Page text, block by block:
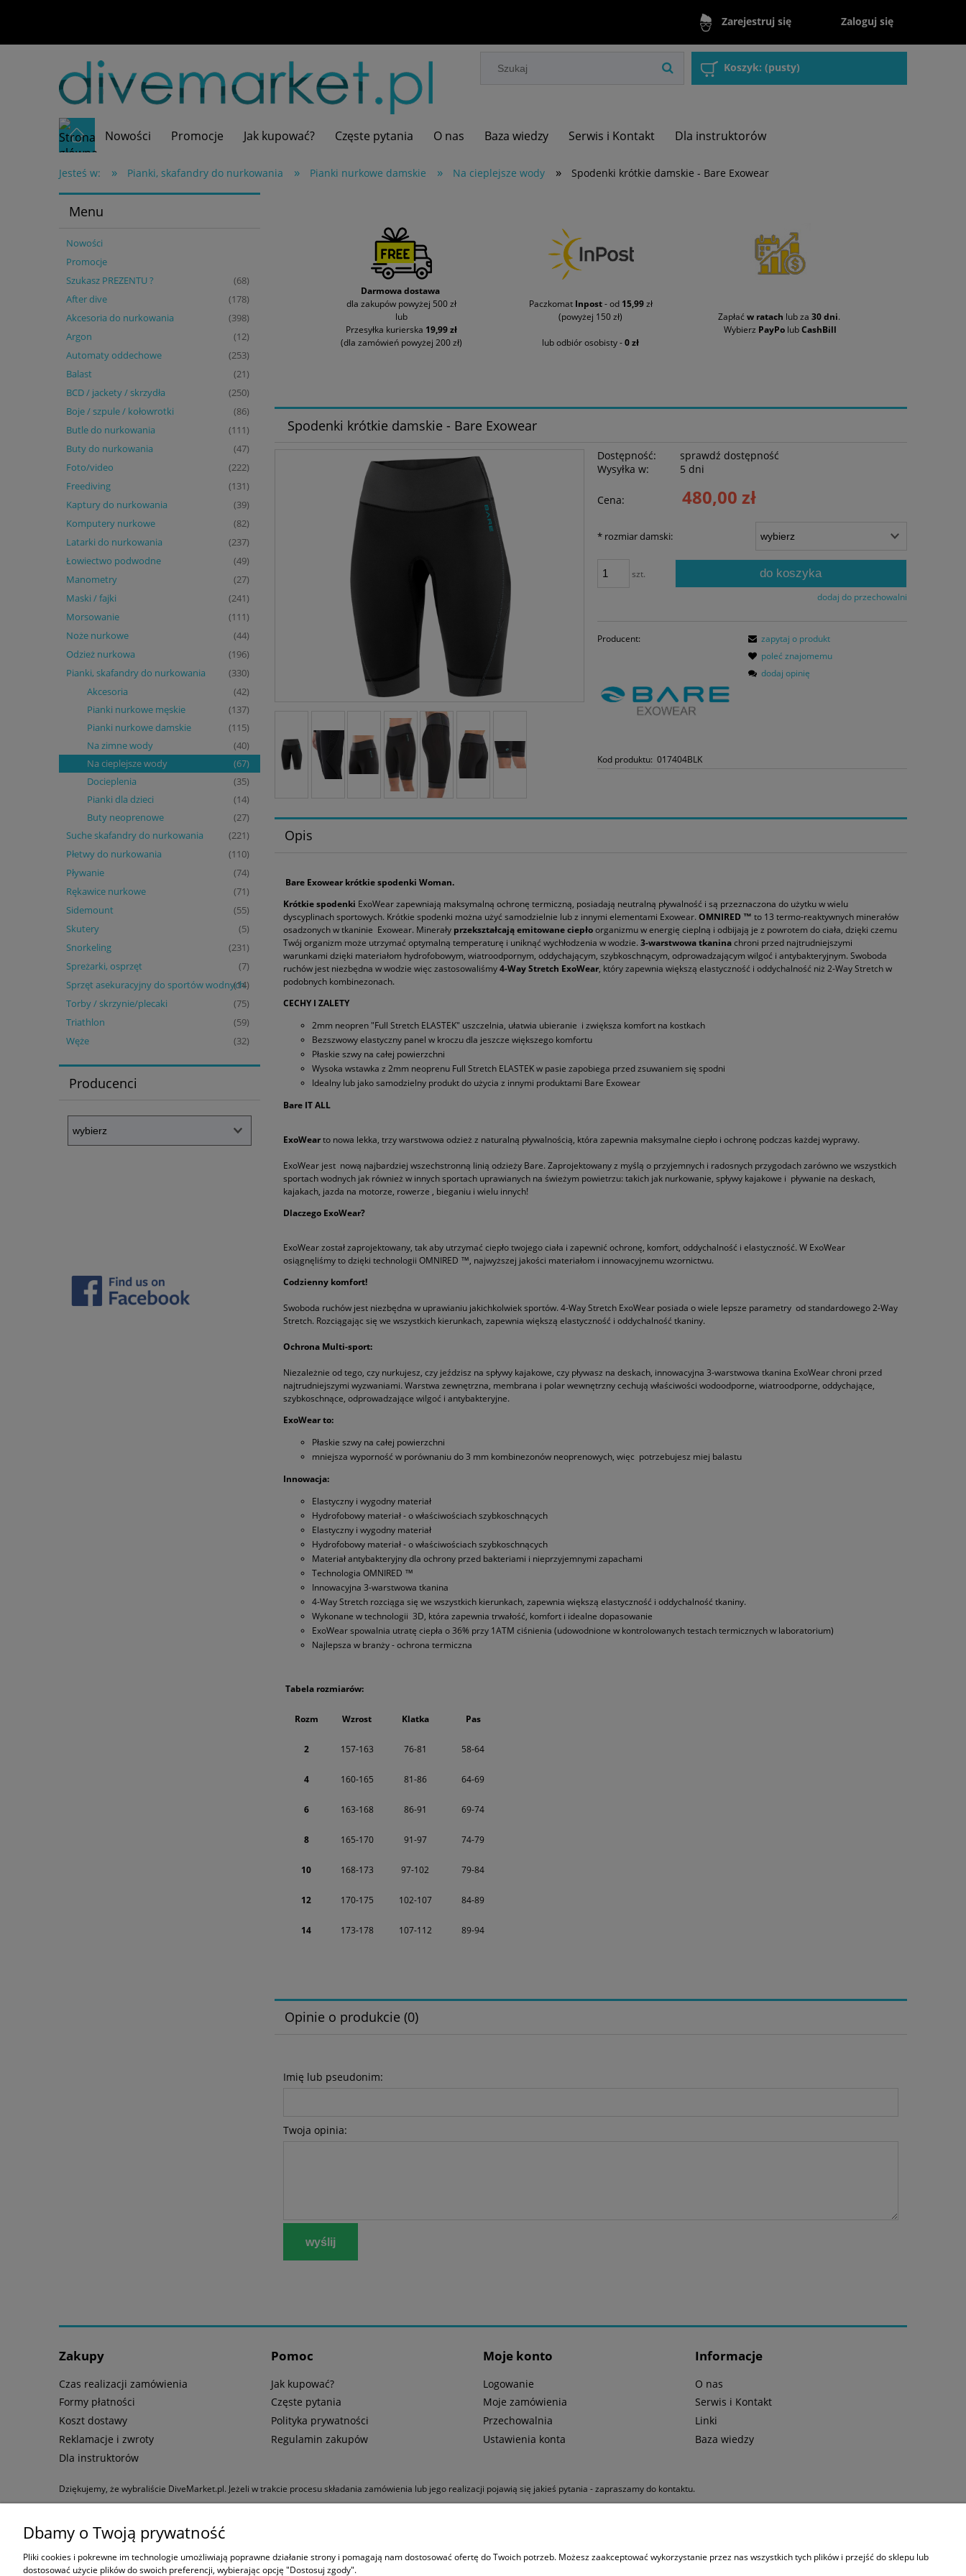
Zarejestruj się Zaloguj się
Koszyk: (pusty)
Nowości Promocje Jak kupować? Częste pytania O nas Baza wiedzy Serwis i Kontakt Dla instruktorów
Jesteś w: » Pianki, skafandry do nurkowania » Pianki nurkowe damskie » Na cieplejsze wody » Spodenki krótkie damskie - Bare Exowear
Menu
Nowości
Promocje
Szukasz PREZENTU ?
(68)
After dive (178)
Akcesoria do nurkowania (398)
Argon (12)
Automaty oddechowe (253)
Balast (21)
BCD / jackety / skrzydła (250)
Boje / szpule / kołowrotki (86)
Butle do nurkowania (111)
Buty do nurkowania (47)
Foto/video (222)
Freediving (131)
Kaptury do nurkowania (39)
Komputery nurkowe (82)
Latarki do nurkowania (237)
Łowiectwo podwodne (49)
Manometry (27)
Maski / fajki (241)
Morsowanie (111)
Noże nurkowe (44)
Odzież nurkowa (196)
Pianki, skafandry do nurkowania (330)
Akcesoria (42)
Pianki nurkowe męskie (137)
Pianki nurkowe damskie (115)
Na zimne wody (40)
Na cieplejsze wody (67)
Docieplenia (35)
Pianki dla dzieci (14)
Buty neoprenowe (27)
Suche skafandry do nurkowania (221)
Płetwy do nurkowania (110)
Pływanie (74)
Rękawice nurkowe (71)
Sidemount (55)
Skutery (5)
Snorkeling (231)
Spreżarki, osprzęt (7)
Sprzęt asekuracyjny do sportów wodnych
(14)
Torby / skrzynie/plecaki (75)
Triathlon (59)
Węże (32)
Producenci
Darmowa dostawa
dla zakupów powyżej 500 zł
lub
Przesyłka kurierska 19,99 zł
(dla zamówień powyżej 200 zł)
PaczkomatInpost- od 15,99zł
(powyżej 150 zł)
lub odbiór osobisty -0 zł
Zapłać w ratach lub za 30 dni.
Wybierz PayPo lubCashBill
Spodenki krótkie damskie - Bare Exowear
Dostępność:
sprawdź dostępność
Wysyłka w:
5 dni
Cena: 480,00 zł
* rozmiar damski:
szt. do koszyka
dodaj do przechowalni
Producent:
Kod produktu: 017404BLK
zapytaj o produkt
poleć znajomemu
dodaj opinię
Opis
Bare Exowear krótkie spodenki Woman.
Krótkie spodenki ExoWear zapewniają maksymalną ochronę termiczną, posiadają neutralną pływalność i są przeznaczona do użytku w wielu
dyscyplinach sportowych. Krótkie spodenki można użyć samodzielnie lub z innymi elementami Exowear. OMNIRED ™ to 13 termo-reaktywnych minerałów
osadzonych w tkaninie Exowear. Minerały przekształcają emitowane ciepłoorganizmu w energię cieplną i odbijają je z powrotem do ciała, dzięki czemu
Twój organizm może utrzymać optymalną temperaturę i uniknąć wychłodzenia w wodzie. 3-warstwowa tkaninachroni przed najtrudniejszymi
warunkami dzięki materiałom hydrofobowym, wiatroodpornym, oddychającym, szybkoschnącym, odprowadzającym wilgoć i antybakteryjnym. Swoboda
ruchów jest niezbędna w wodzie więc zastosowaliśmy4-Way Stretch ExoWear, który zapewnia większą elastyczność i oddychalność niż 2-Way Stretch w
podobnych kombinezonach.
CECHY I ZALETY
2mm neopren "Full Stretch ELASTEK" uszczelnia, ułatwia ubieranie i zwiększa komfort na kostkach
Bezszwowy elastyczny panel w kroczu dla jeszcze większego komfortu
Płaskie szwy na całej powierzchni
Wysoka wstawka z 2mm neoprenu Full Stretch ELASTEK w pasie zapobiega przed zsuwaniem się spodni
Idealny lub jako samodzielny produkt do użycia z innymi produktami Bare Exowear
Bare IT ALL
ExoWearto nowa lekka, trzy warstwowa odzież z naturalną pływalnością, która zapewnia maksymalne ciepło i ochronę podczas każdej wyprawy.
ExoWear jest nową najbardziej wszechstronną linią odzieży Bare. Zaprojektowany z myślą o przyjemnych i radosnych przygodach zarówno we wszystkich
sportach wodnych jak również w innych sportach uprawianych na świeżym powietrzu: takich jak nurkowanie, spływy kajakowe i pływanie na deskach,
kajakach, jazda na motorze, rowerze , bieganiu i wielu innych!
Dlaczego ExoWear?
ExoWear został zaprojektowany, tak aby utrzymać ciepło twojego ciała i zapewnić ochronę, komfort, oddychalność i elastyczność. W ExoWear
osiągnęliśmy to dzięki technologii OMNIRED ™, najwyższej jakości materiałom i innowacyjnemu wzornictwu.
Codzienny komfort!
Swoboda ruchów jest niezbędna w uprawianiu jakichkolwiek sportów. 4-Way Stretch ExoWear posiada o wiele lepsze parametry od standardowego 2-Way
Stretch. Rozciągając się we wszystkich kierunkach, zapewnia większą elastyczność i oddychalność tkaniny.
Ochrona Multi-sport:
Niezależnie od tego, czy nurkujesz, czy jeździsz na spływy kajakowe, czy pływasz na deskach, innowacyjna 3-warstwowa tkanina ExoWear chroni przed
najtrudniejszymi wyzwaniami. Warstwa zewnętrzna, membrana i polar wewnętrzny cechują właściwości wodoodporne, wiatroodporne, oddychające,
szybkoschnące, odprowadzające wilgoć i antybakteryjne.
ExoWear to:
Płaskie szwy na całej powierzchni
mniejsza wyporność w porównaniu do 3 mm kombinezonów neoprenowych, więc potrzebujesz miej balastu
Innowacja:
Elastyczny i wygodny materiał
Hydrofobowy materiał - o właściwościach szybkoschnących
Elastyczny i wygodny materiał
Hydrofobowy materiał - o właściwościach szybkoschnących
Materiał antybakteryjny dla ochrony przed bakteriami i nieprzyjemnymi zapachami
Technologia OMNIRED ™
Innowacyjna 3-warstwowa tkanina
4-Way Stretch rozciąga się we wszystkich kierunkach, zapewnia większą elastyczność i oddychalność tkaniny.
Wykonane w technologii 3D, która zapewnia trwałość, komfort i idealne dopasowanie
ExoWear spowalnia utratę ciepła o 36% przy 1ATM ciśnienia (udowodnione w kontrolowanych testach termicznych w laboratorium)
Najlepsza w branży - ochrona termiczna
Tabela rozmiarów:
Rozm Wzrost Klatka Pas
2 157-163 76-81 58-64
4 160-165 81-86 64-69
6 163-168 86-91 69-74
8 165-170 91-97 74-79
10 168-173 97-102 79-84
12 170-175 102-107 84-89
14 173-178 107-112 89-94
Opinie o produkcie (0)
Imię lub pseudonim:
Twoja opinia:
wyślij
Zakupy
Czas realizacji zamówienia
Formy płatności
Koszt dostawy
Reklamacje i zwroty
Dla instruktorów
Pomoc
Jak kupować?
Częste pytania
Polityka prywatności
Regulamin zakupów
Moje konto
Logowanie
Moje zamówienia
Przechowalnia
Ustawienia konta
Informacje
O nas
Serwis i Kontakt
Linki
Baza wiedzy
Dziękujemy, że wybraliście DiveMarket.pl. Jeżeli w trakcie procesu składania zamówienia lub jego realizacji pojawią się jakieś pytania - zapraszamy do kontaktu.
Formy płatności:
Dbamy o Twoją prywatność
Pliki cookies i pokrewne im technologie umożliwiają poprawne działanie strony i pomagają nam dostosować ofertę do Twoich potrzeb. Możesz zaakceptować wykorzystanie przez nas wszystkich tych plików i przejść do sklepu lub
dostosować użycie plików do swoich preferencji, wybierając opcję "Dostosuj zgody".